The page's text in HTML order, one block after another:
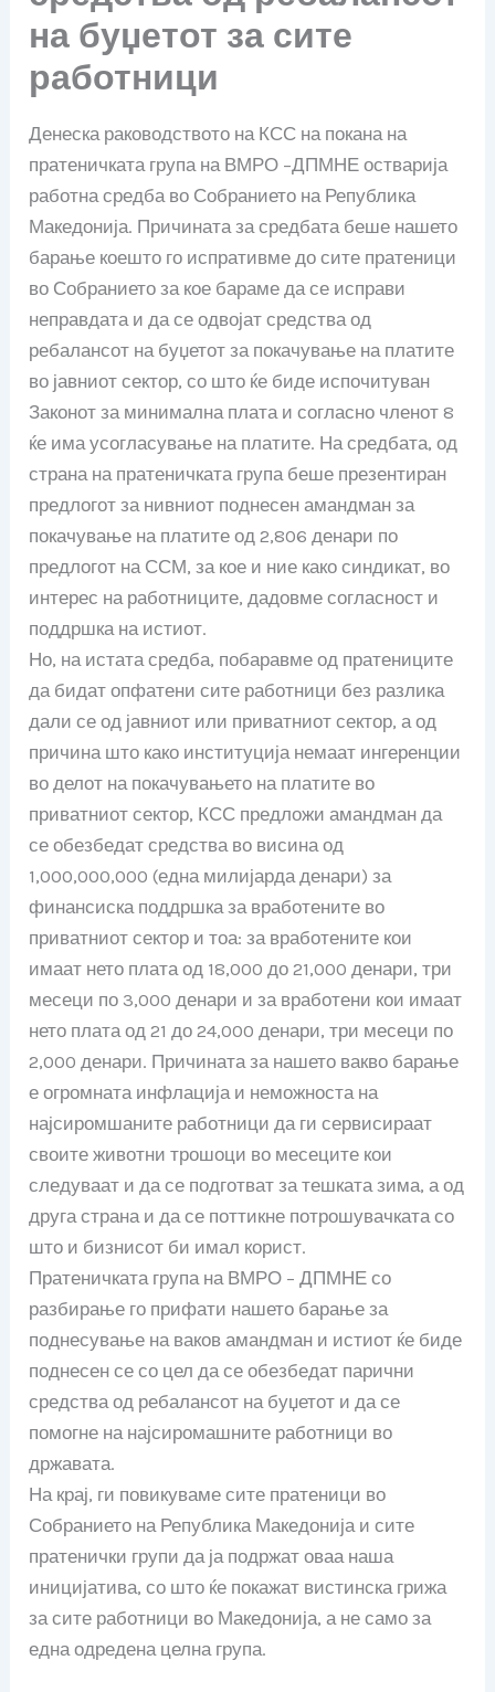
на буџетот за сите
работници
Денеска раководството на КСС на покана на
пратеничката група на ВМРО –ДПМНЕ остварија
работна средба во Собранието на Република
Македонија. Причината за средбата беше нашето
барање коешто го испративме до сите пратеници
во Собранието за кое бараме да се исправи
неправдата и да се одвојат средства од
ребалансот на буџетот за покачување на платите
во јавниот сектор, со што ќе биде испочитуван
Законот за минимална плата и согласно членот 8
ќе има усогласување на платите. На средбата, од
страна на пратеничката група беше презентиран
предлогот за нивниот поднесен амандман за
покачување на платите од 2,806 денари по
предлогот на ССМ, за кое и ние како синдикат, во
интерес на работниците, дадовме согласност и
поддршка на истиот.
Но, на истата средба, побаравме од пратениците
да бидат опфатени сите работници без разлика
дали се од јавниот или приватниот сектор, а од
причина што како институција немаат ингеренции
во делот на покачувањето на платите во
приватниот сектор, КСС предложи амандман да
се обезбедат средства во висина од
1,000,000,000 (една милијарда денари) за
финансиска поддршка за вработените во
приватниот сектор и тоа: за вработените кои
имаат нето плата од 18,000 до 21,000 денари, три
месеци по 3,000 денари и за вработени кои имаат
нето плата од 21 до 24,000 денари, три месеци по
2,000 денари. Причината за нашето вакво барање
е огромната инфлација и неможноста на
најсиромшаните работници да ги сервисираат
своите животни трошоци во месеците кои
следуваат и да се подготват за тешката зима, а од
друга страна и да се поттикне потрошувачката со
што и бизнисот би имал корист.
Пратеничката група на ВМРО – ДПМНЕ со
разбирање го прифати нашето барање за
поднесување на ваков амандман и истиот ќе биде
поднесен се со цел да се обезбедат парични
средства од ребалансот на буџетот и да се
помогне на најсиромашните работници во
државата.
На крај, ги повикуваме сите пратеници во
Собранието на Република Македонија и сите
пратенички групи да ја подржат оваа наша
иницијатива, со што ќе покажат вистинска грижа
за сите работници во Македонија, а не само за
една одредена целна група.